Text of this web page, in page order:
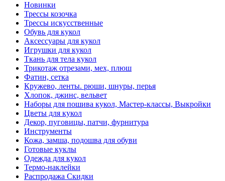
Новинки
Трессы козочка
Трессы искусственные
Обувь для кукол
Аксессуары для кукол
Игрушки для кукол
Ткань для тела кукол
Трикотаж отрезами, мех, плюш
Фатин, сетка
Кружево, ленты. рюши, шнуры, перья
Хлопок, джинс, вельвет
Наборы для пошива кукол, Мастер-классы, Выкройки
Цветы для кукол
Декор, пуговицы, патчи, фурнитура
Инструменты
Кожа, замша, подошва для обуви
Готовые куклы
Одежда для кукол
Термо-наклейки
Распродажа Скидки